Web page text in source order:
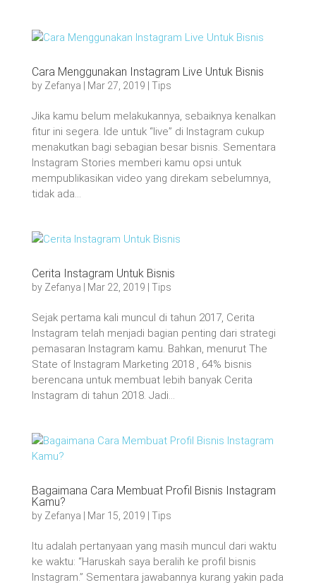
Cara Menggunakan Instagram Live Untuk Bisnis
by Zefanya Mar 27, 2019 Tips
Jika kamu belum melakukannya, sebaiknya kenalkan
fitur ini segera. Ide untuk “live” di Instagram cukup
menakutkan bagi sebagian besar bisnis. Sementara
Instagram Stories memberi kamu opsi untuk
mempublikasikan video yang direkam sebelumnya,
tidak ada...
Cerita Instagram Untuk Bisnis
by Zefanya Mar 22, 2019 Tips
Sejak pertama kali muncul di tahun 2017, Cerita
Instagram telah menjadi bagian penting dari strategi
pemasaran Instagram kamu. Bahkan, menurut The
State of Instagram Marketing 2018 , 64% bisnis
berencana untuk membuat lebih banyak Cerita
Instagram di tahun 2018. Jadi...
Bagaimana Cara Membuat Profil Bisnis Instagram
Kamu?
by Zefanya Mar 15, 2019 Tips
Itu adalah pertanyaan yang masih muncul dari waktu
ke waktu: “Haruskah saya beralih ke profil bisnis
Instagram.” Sementara jawabannya kurang yakin pada